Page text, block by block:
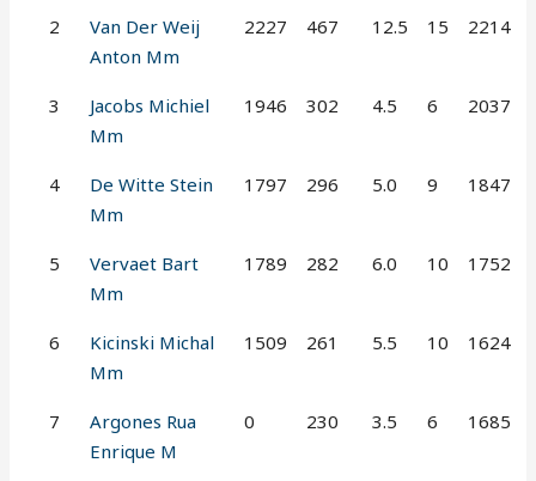
2
Van Der Weij
Anton Mm
2227 467 12.5 15 2214
3
Jacobs Michiel
Mm
1946 302 4.5 6 2037
4
De Witte Stein
Mm
1797 296 5.0 9 1847
5
Vervaet Bart
Mm
1789 282 6.0 10 1752
6
Kicinski Michal
Mm
1509 261 5.5 10 1624
7
Argones Rua
Enrique M
0 230 3.5 6 1685